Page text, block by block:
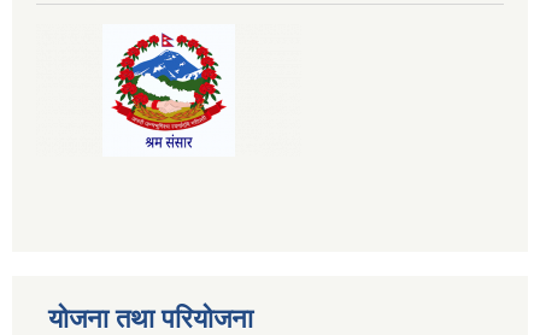
योजना तथा परियोजना